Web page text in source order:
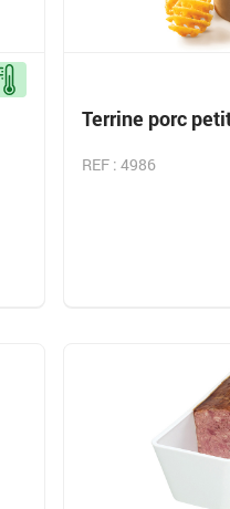
Terrine porc
REF : 4986